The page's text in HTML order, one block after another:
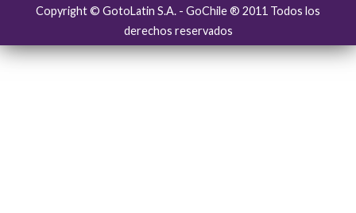
Copyright © GotoLatin S.A. - GoChile ® 2011 Todos los
derechos reservados